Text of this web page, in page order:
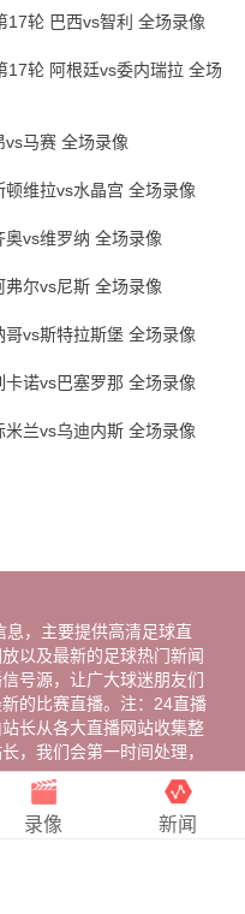
17轮 巴西vs智利 全场录像
轮 阿根廷vs委内瑞拉 全场录
马赛 全场录像
维拉vs水晶宫 全场录像
vs维罗纳 全场录像
尔vs尼斯 全场录像
vs斯特拉斯堡 全场录像
诺vs巴塞罗那 全场录像
兰vs乌迪内斯 全场录像
，主要提供高清足球直
以及最新的足球热门新闻
号源，让广大球迷朋友们
的比赛直播。注：24直播
长从各大直播网站收集整
，我们会第一时间处理，
Reserved 版权所有网站
录像 新闻